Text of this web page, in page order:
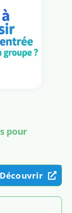
pour
Découvrir